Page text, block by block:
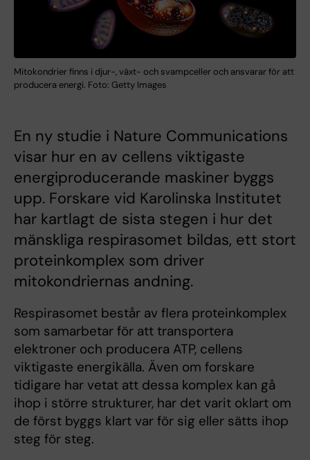
Mitokondrier finns i djur-, växt- och svampceller och ansvarar för att
producera energi. Foto: Getty Images
En ny studie i Nature Communications
visar hur en av cellens viktigaste
energiproducerande maskiner byggs
upp. Forskare vid Karolinska Institutet
har kartlagt de sista stegen i hur det
mänskliga respirasomet bildas, ett stort
proteinkomplex som driver
mitokondriernas andning.
Respirasomet består av flera proteinkomplex
som samarbetar för att transportera
elektroner och producera ATP, cellens
viktigaste energikälla. Även om forskare
tidigare har vetat att dessa komplex kan gå
ihop i större strukturer, har det varit oklart om
de först byggs klart var för sig eller sätts ihop
steg för steg.